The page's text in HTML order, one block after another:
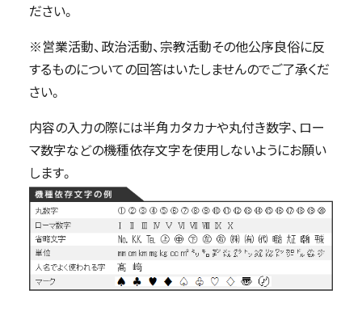
ださい。
※営業活動、政治活動、宗教活動その他公序良俗に反
するものについての回答はいたしませんのでご了承くだ
さい。
内容の入力の際には半角カタカナや丸付き数字、ロー
マ数字などの機種依存文字を使用しないようにお願い
します。